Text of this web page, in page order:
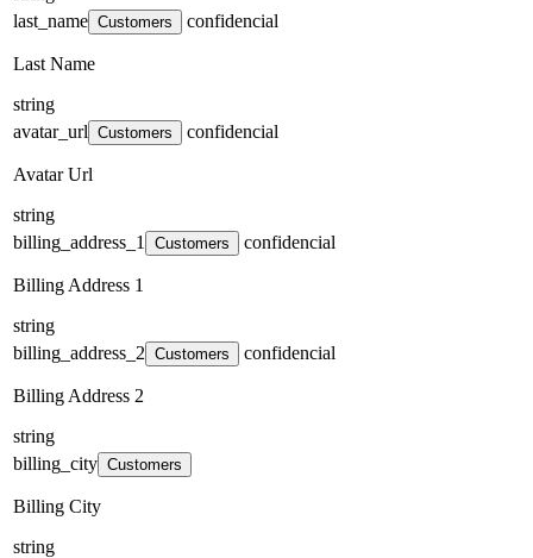
last_name Customers confidencial
Last Name
string
avatar_url Customers confidencial
Avatar Url
string
billing_address_1
Customers confidencial
Billing Address 1
string
billing_address_2 Customers confidencial
Billing Address 2
string
billing_city Customers
Billing City
string